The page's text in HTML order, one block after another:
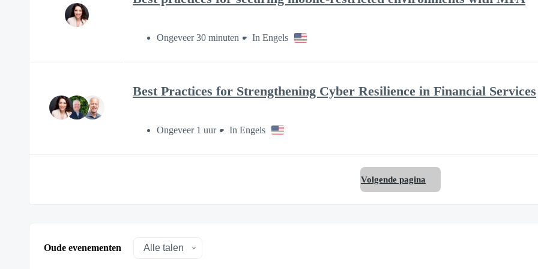
Ongeveer 30 minuten In Engels
Best Practices for Strengthening Cyber Resilience in Financial Services
Ongeveer 1 uur In Engels
Volgende pagina
Oude evenementen